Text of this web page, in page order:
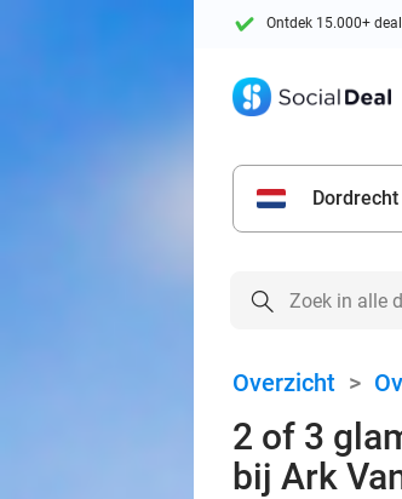
Ontdek 15.000+
Dordrecht
Overzicht >
2 of 3
bij Ark